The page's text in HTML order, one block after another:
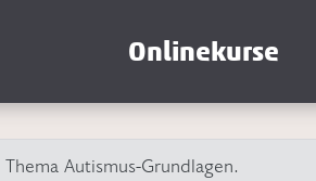
Onlinekurse
Autismus-Grundlagen.